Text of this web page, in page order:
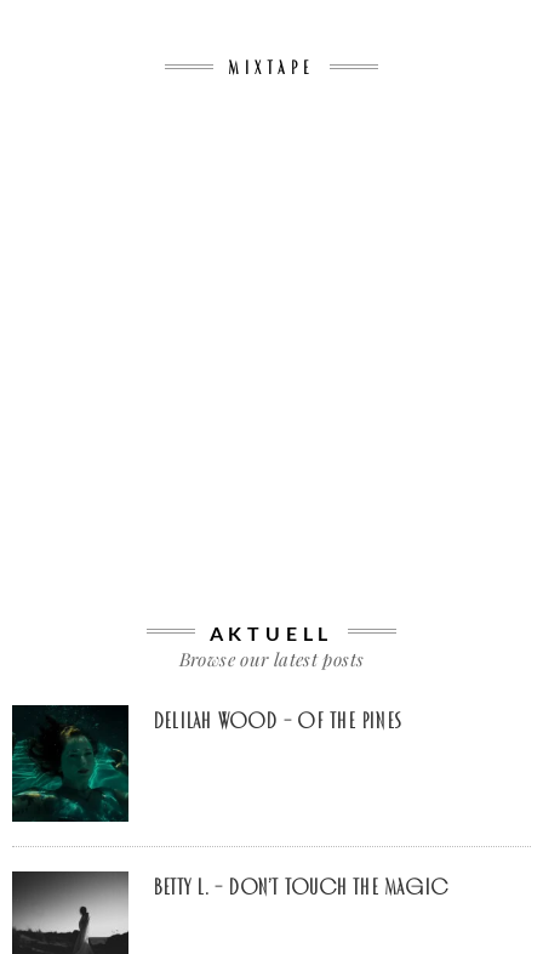
MIXTAPE
AKTUELL
Browse our latest posts
Delilah Wood – of the pines
Betty L. – don’t touch the Magic